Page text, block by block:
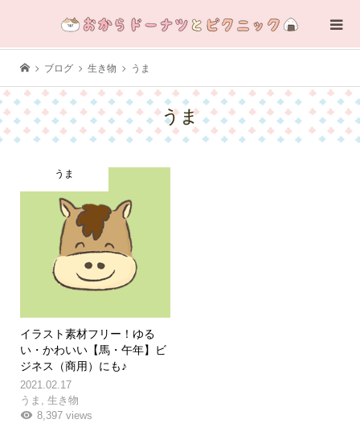
ブログ 生き物 うま
うま
うま
イラスト素材フリー！ゆる
い・かわいい【馬・午年】ビ
ジネス（商用）にも♪
2021.02.17
うま
生き物
8,397 views